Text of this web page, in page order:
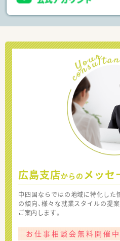
広島支店からの メッセ
中四国ならではの地域に特化した
の傾向、様々な就業スタイルの提
ご案内します。
お仕事相談会無料開催中